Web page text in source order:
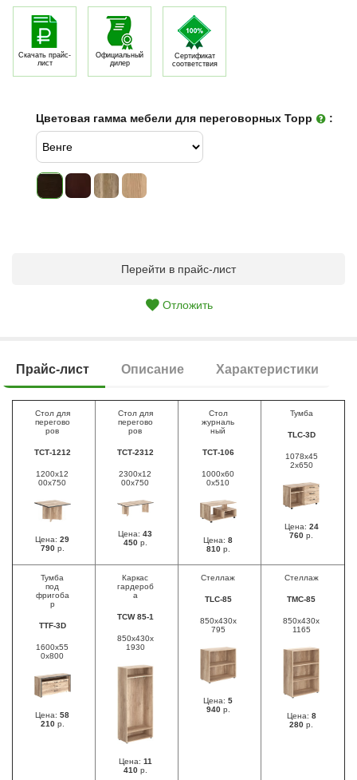
Скачать прайс-
лист
Официальный
дилер
Сертификат
соответствия
Цветовая гамма мебели для переговорных Торр :
Перейти в прайс-лист
Отложить
Прайс-лист Описание Характеристики
Стол для
перегово
ров
ТСТ-1212
1200x12
00x750
Цена: 29
790р.
Стол для
перегово
ров
ТСТ-2312
2300x12
00x750
Цена: 43
450р.
Стол
журналь
ный
ТСТ-106
1000х60
0х510
Цена: 8
810р.
Тумба
TLC-3D
1078х45
2х650
Цена: 24
760 р.
Тумба
под
фригоба
р
TTF-3D
1600x55
0x800
Цена: 58
210р.
Каркас
гардероб
а
TCW 85-1
850x430x
1930
Цена: 11
410р.
Стеллаж
TLC-85
850x430x
795
Цена: 5
940р.
Стеллаж
ТМС-85
850х430х
1165
Цена: 8
280 р.